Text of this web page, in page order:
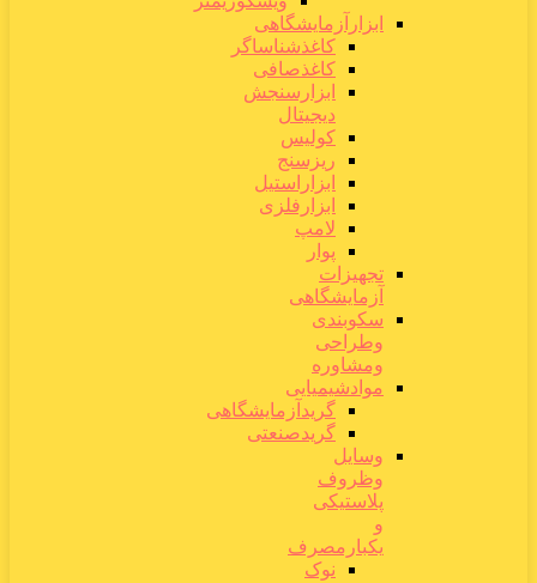
ابزارآزمایشگاهی
کاغذشناساگر
کاغذصافی
ابزارسنجش
دیجیتال
کولیس
ریزسنج
ابزاراستیل
ابزارفلزی
لامپ
پوار
تجهیزات
آزمایشگاهی
سکوبندی
وطراحی
ومشاوره
موادشیمیایی
گریدآزمایشگاهی
گریدصنعتی
وسایل
وظروف
پلاستیکی
و
یکبارمصرف
نوک